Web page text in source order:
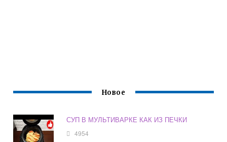
Новое
СУП В МУЛЬТИВАРКЕ КАК ИЗ ПЕЧКИ
4954